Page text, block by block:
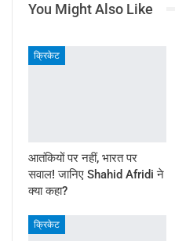
You Might Also Like
क्रिकेट
आतंकियों पर नहीं, भारत पर
सवाल! जानिए Shahid Afridi ने
क्या कहा?
क्रिकेट